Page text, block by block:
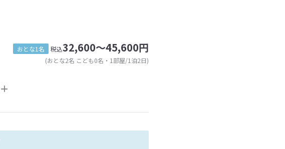
おとな1名 税込32,600～45,600円
(おとな2名 こども0名・1部屋/1泊2日)